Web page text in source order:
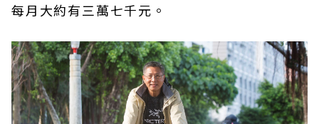
每月大約有三萬七千元。